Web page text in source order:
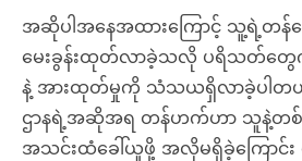
အဆိုပါအနေအထားကြောင့် သူ့ရဲ့တန်
မေးခွန်းထုတ်လာခဲ့သလို ပရိသတ်တွေ
နဲ့ အားထုတ်မှုကို သံသယရှိလာခဲ့ပါတယ်
ဌာနရဲ့အဆိုအရ တန်ဟက်ဟာ သူနဲ့တစ်
အသင်းထံခေါ်ယူဖို့ အလိုမရှိခဲ့ကြောင်း